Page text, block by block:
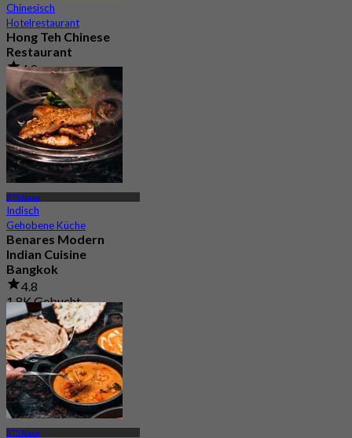
Chinesisch
Hotelrestaurant
Hong Teh Chinese
Restaurant
4.8
3.6K Gebucht
Aus฿ 689.25
BTS Nana
Indisch
Gehobene Küche
Benares Modern
Indian Cuisine
Bangkok
4.8
1.8K Gebucht
Aus฿ 881.25
BTS Nana